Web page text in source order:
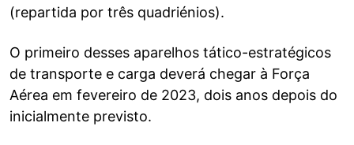
(repartida por três quadriénios).
O primeiro desses aparelhos tático-estratégicos
de transporte e carga deverá chegar à Força
Aérea em fevereiro de 2023, dois anos depois do
inicialmente previsto.